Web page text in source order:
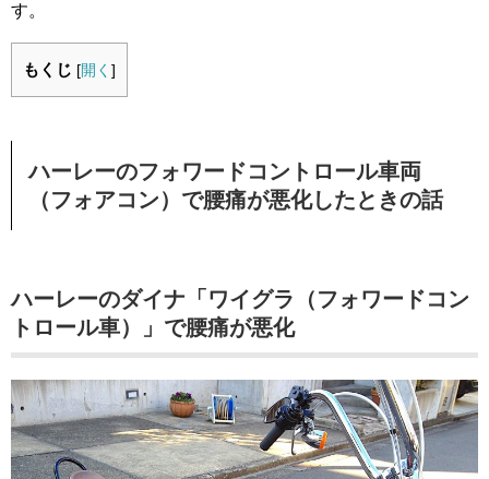
す。
もくじ [開く ]
ハーレーのフォワードコントロール車両
（フォアコン）で腰痛が悪化したときの話
ハーレーのダイナ「ワイグラ（フォワードコン
トロール車）」で腰痛が悪化